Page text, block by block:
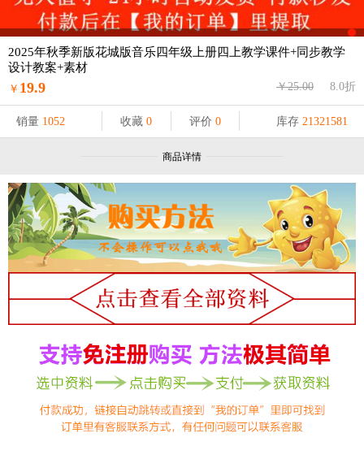
2025年秋季新版花城版音乐四年级上册四上教学课件+同步教学
设计教案+素材
￥ 19.9 ￥25.00 8.0折
销量 1052 收藏0 评价 0 库存 21321581
商品详情